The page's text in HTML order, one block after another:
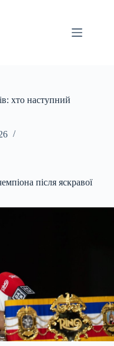
хто наступний
після яскравої